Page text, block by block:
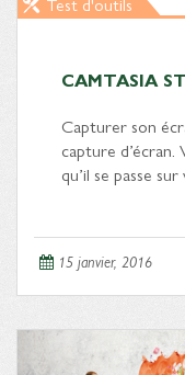
CAMTASIA
Capturer son
capture
qu’il se passe
15 janvier, 2016